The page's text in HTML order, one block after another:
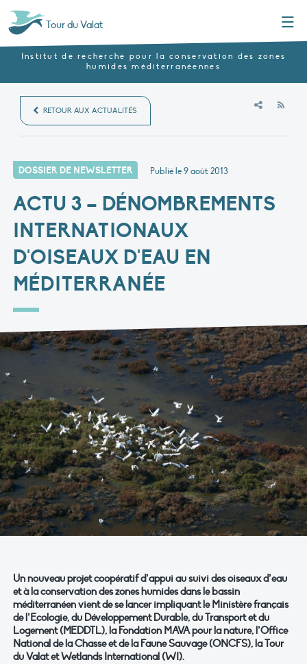
Tour du Valat
Institut de recherche pour la conservation des zones
humides méditerranéennes
RETOUR AUX ACTUALITÉS
DOSSIER DE NEWSLETTER Publié le9 août 2013
ACTU 3 – DÉNOMBREMENTS
INTERNATIONAUX
D'OISEAUX D'EAU EN
MÉDITERRANÉE
Un nouveau projet coopératif d’appui au suivi des oiseaux d’eau
et à la conservation des zones humides dans le bassin
méditerranéen vient de se lancer impliquant le Ministère français
de l’Ecologie, du Développement Durable, du Transport et du
Logement (MEDDTL), la Fondation MAVA pour la nature, l’Office
National de la Chasse et de la Faune Sauvage (ONCFS), la Tour
du Valat et Wetlands International (WI).